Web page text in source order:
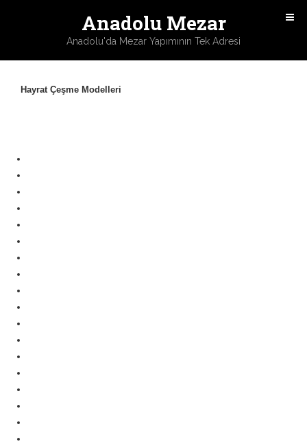
Anadolu Mezar
Anadolu'da Mezar Yapımının Tek Adresi
Hayrat Çeşme Modelleri